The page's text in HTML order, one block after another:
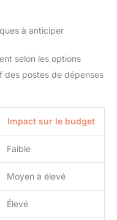
à anticiper
selon les options
des postes de dépenses
Impact sur le budget
Faible
Moyen à élevé
Élevé